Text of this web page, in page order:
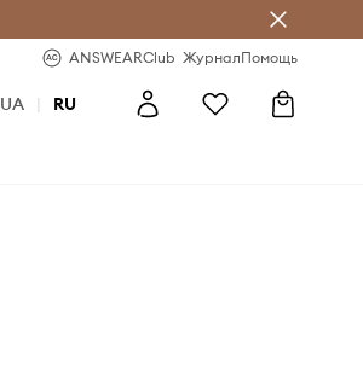
ANSWEARClub ЖурналПомощь
UA | RU